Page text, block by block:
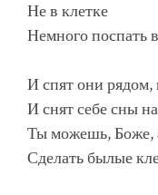
Не в клетке
Немного поспать
И спят они
И снят себе сны
Ты можешь, Боже,
Сделать былые